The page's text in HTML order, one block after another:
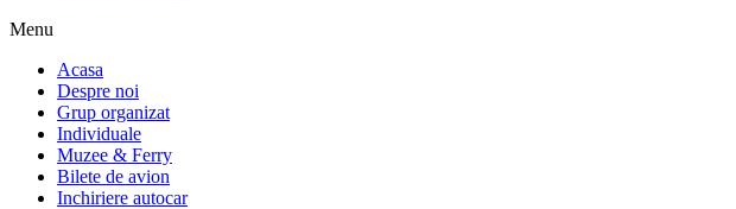
Menu
Acasa
Despre noi
Grup organizat
Individuale
Muzee & Ferry
Bilete de avion
Inchiriere autocar